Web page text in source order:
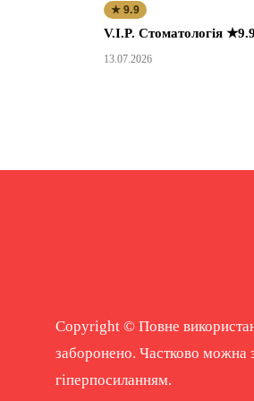
★ 9.9
V.I.P. Стоматологія ★9.9
13.07.2026
Copyright © Повне
заборонено. Частково можна
гіперпосиланням.